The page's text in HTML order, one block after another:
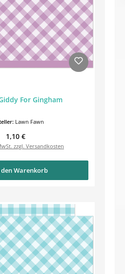
For Gingham
Lawn Fawn
Regulärer Preis:
1,10 €
zzgl. Versandkosten
den Warenkorb